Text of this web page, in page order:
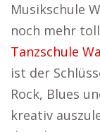
Musikschule
noch mehr
Tanzschule
ist der
Rock, Blues
kreativ